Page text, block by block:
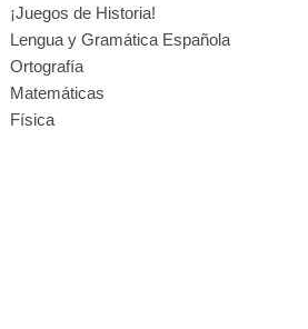
¡Juegos de Historia!
Lengua y Gramática Española
Ortografía
Matemáticas
Física